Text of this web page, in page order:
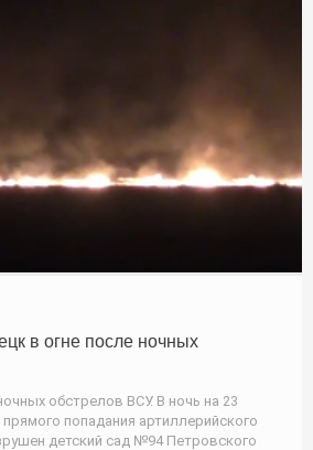
в огне после ночных
обстрелов ВСУ. В ночь на 23
прямого попадания артиллерийского
детский сад №94 Петровского